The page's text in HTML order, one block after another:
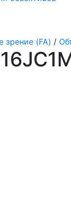
зрение (FA) /